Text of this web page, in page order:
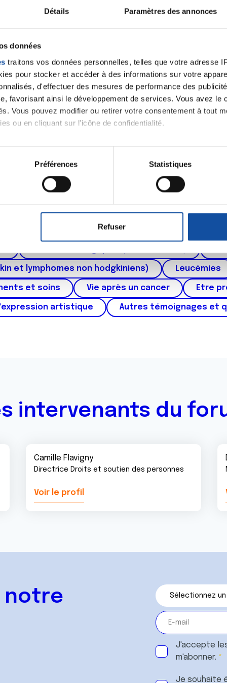
Détails Paramètres des annonces
données
traitons vos données personnelles, telles que votre adresse
pour stocker et accéder à des informations sur votre
d'effectuer des mesures de performance des
favorisant ainsi le développement de services. Vous avez le
Vous pouvez modifier ou retirer votre consentement à tout
ou en cliquant sur l'icône de confidentialité.
également :
sur votre localisation géographique qui peuvent être
ou retirer votre consentement à tout moment à partir de la
de publicité et d'analyse, qui peuvent combiner celles-ci
ont collectées lors de votre utilisation de leurs services.
Préférences Statistiques
Refuser
une nouvelle discussion vous aurez besoin de vous
Se connecter
Thématiques
et des voies respiratoires Cancer du sein
Cancer de l'appareil génital féminin (col
et lymphomes non hodgkiniens) Leucémies
et soins Vie après un cancer Etre
artistique Autres témoignages et
intervenants du
Camille Flavigny
Directrice Droits et soutien des personnes
Voir le profil
notre
J'accepte
m'abonner.
Je souhaite